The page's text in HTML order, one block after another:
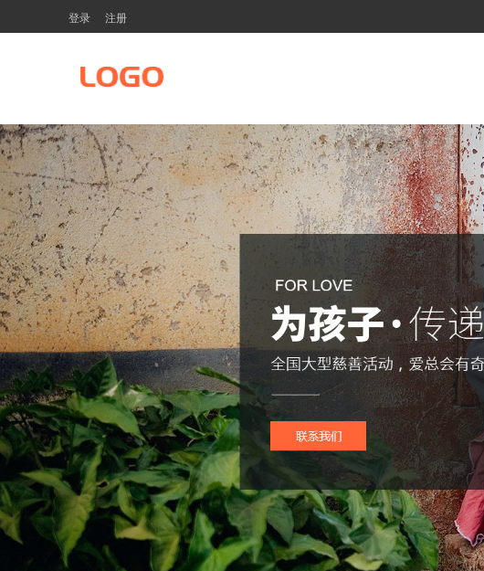
登录 注册